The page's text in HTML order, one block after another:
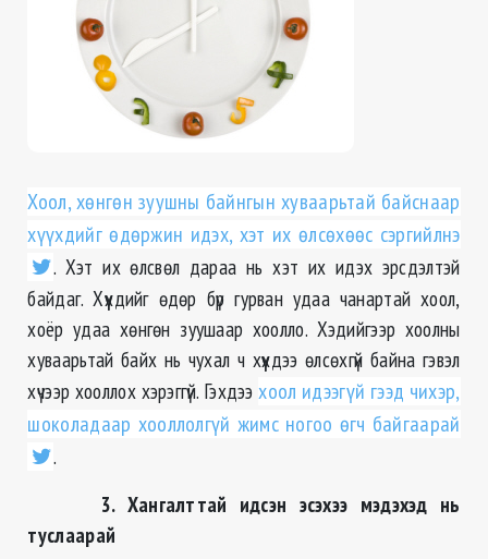
Хоол, хөнгөн зуушны байнгын хуваарьтай байснаар
хүүхдийг өдөржин идэх, хэт их өлсөхөөс сэргийлнэ
. Хэт их өлсвөл дараа нь хэт их идэх эрсдэлтэй
байдаг. Хүүхдийг өдөр бүр гурван удаа чанартай хоол,
хоёр удаа хөнгөн зуушаар хоолло. Хэдийгээр хоолны
хуваарьтай байх нь чухал ч хүүхдээ өлсөхгүй байна гэвэл
хүчээр хооллох хэрэггүй. Гэхдээхоол идээгүй гээд чихэр,
шоколадаар хооллолгүй жимс ногоо өгч байгаарай
.
3. Хангалттай идсэн эсэхээ мэдэхэд нь
туслаарай